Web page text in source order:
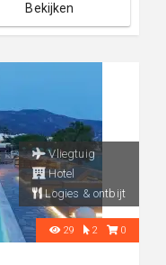
Bekijken
Vliegtuig
Hotel
Logies & ontbijt
29 2 0